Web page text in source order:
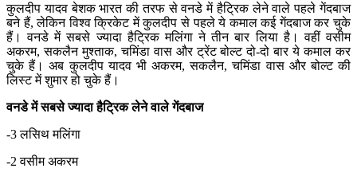
कुलदीप यादव बेशक भारत की तरफ से वनडे में हैट्रिक लेने वाले पहले गेंदबाज
बने हैं, लेकिन विश्व क्रिकेट में कुलदीप से पहले ये कमाल कई गेंदबाज कर चुके
हैं। वनडे में सबसे ज्यादा हैट्रिक मलिंगा ने तीन बार लिया है। वहीं वसीम
अकरम, सकलैन मुश्ताक, चमिंडा वास और ट्रेंट बोल्ट दो-दो बार ये कमाल कर
चुके हैं। अब कुलदीप यादव भी अकरम, सकलैन, चमिंडा वास और बोल्ट की
लिस्ट में शुमार हो चुके हैं।
वनडे में सबसे ज्यादा हैट्रिक लेने वाले गेंदबाज
-3 लसिथ मलिंगा
-2 वसीम अकरम